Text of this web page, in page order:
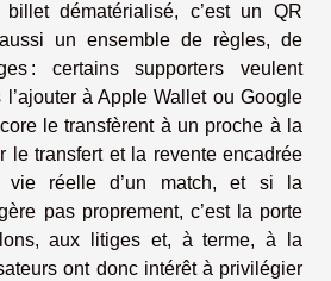
dématérialisé, c’est un QR
un ensemble de règles, de
: certains supporters veulent
l’ajouter à Apple Wallet ou Google
le transfèrent à un proche à la
le transfert et la revente encadrée
réelle d’un match, et si la
pas proprement, c’est la porte
aux litiges et, à terme, à la
ont donc intérêt à privilégier